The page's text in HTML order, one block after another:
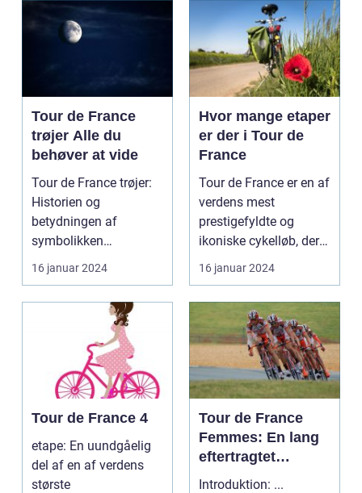
Tour de France
trøjer Alle du
behøver at vide
Tour de France trøjer:
Historien og
betydningen af
symbolikken
Introduktion til Tour de
France trø...
16 januar 2024
Hvor mange etaper
er der i Tour de
France
Tour de France er en af
verdens mest
prestigefyldte og
ikoniske cykelløb, der
afholdes hvert år i ju...
16 januar 2024
Tour de France 4
etape: En uundgåelig
del af en af verdens
største
Tour de France
Femmes: En lang
eftertragtet
kvindelig udgave
Introduktion: ...